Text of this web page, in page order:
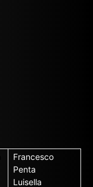
Francesco
Penta
Luisella